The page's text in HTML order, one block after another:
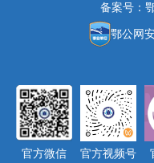
备案号：
鄂公网
官方微信 官方视频号